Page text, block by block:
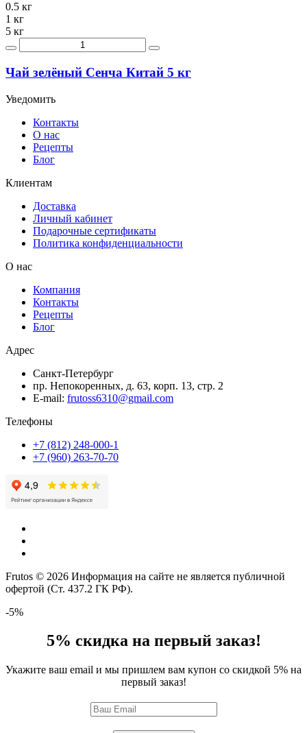
0.5 кг
1 кг
5 кг
Чай зелёный Сенча Китай 5 кг
Уведомить
Контакты
О нас
Рецепты
Блог
Клиентам
Доставка
Личный кабинет
Подарочные сертификаты
Политика конфиденциальности
О нас
Компания
Контакты
Рецепты
Блог
Адрес
Санкт-Петербург
пр. Непокоренных, д. 63, корп. 13, стр. 2
E-mail: frutoss6310@gmail.com
Телефоны
+7 (812) 248-000-1
+7 (960) 263-70-70
Frutos © 2026 Информация на сайте не является публичной
офертой (Ст. 437.2 ГК РФ).
-5%
5% скидка на первый заказ!
Укажите ваш email и мы пришлем вам купон со скидкой 5% на
первый заказ!